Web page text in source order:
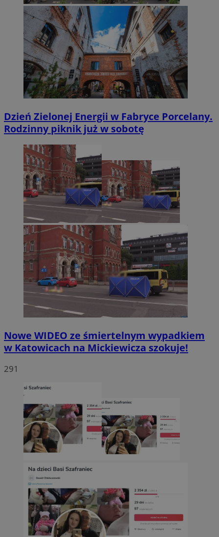
Dzień Zielonej Energii w Fabryce Porcelany.
Rodzinny piknik już w sobotę
Nowe WIDEO ze śmiertelnym wypadkiem
w Katowicach na Mickiewicza szokuje!
291